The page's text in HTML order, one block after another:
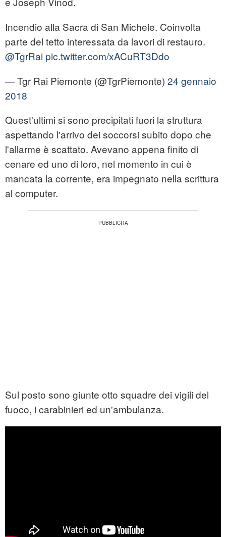
Incendio alla Sacra di San Michele. Coinvolta
parte del tetto interessata da lavori di restauro.
@TgrRai pic.twitter.com/xACuRT3Ddo
— Tgr Rai Piemonte (@TgrPiemonte) 24 gennaio
2018
Quest'ultimi si sono precipitati fuori la struttura
aspettando l'arrivo dei soccorsi subito dopo che
l'allarme è scattato. Avevano appena finito di
cenare ed uno di loro, nel momento in cui è
mancata la corrente, era impegnato nella scrittura
al computer.
Sul posto sono giunte otto squadre dei vigili del
fuoco, i carabinieri ed un'ambulanza.